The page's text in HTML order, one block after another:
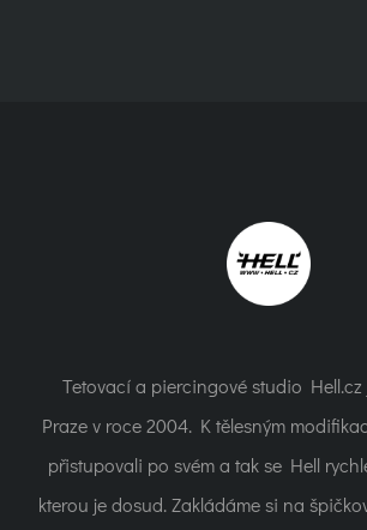
Tetovací a piercingové studio Hell.cz
Praze v roce 2004. K tělesným
přistupovali po svém a tak se Hell
kterou je dosud. Zakládáme si na